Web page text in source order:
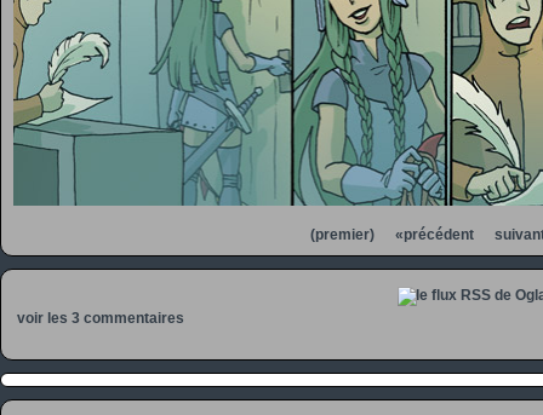
(premier) «précédent
voir les 3 commentaires